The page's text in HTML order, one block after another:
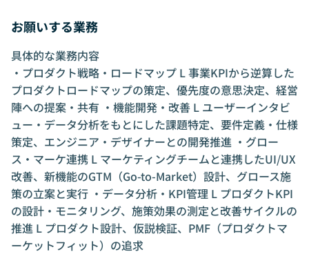
お願いする業務
具体的な業務内容
・プロダクト戦略・ロードマップ L 事業KPIから逆算した
プロダクトロードマップの策定、優先度の意思決定、経営
陣への提案・共有 ・機能開発・改善 L ユーザーインタビ
ュー・データ分析をもとにした課題特定、要件定義・仕様
策定、エンジニア・デザイナーとの開発推進 ・グロー
ス・マーケ連携 L マーケティングチームと連携したUI/UX
改善、新機能のGTM（Go-to-Market）設計、グロース施
策の立案と実行 ・データ分析・KPI管理 L プロダクトKPI
の設計・モニタリング、施策効果の測定と改善サイクルの
推進 L プロダクト設計、仮説検証、PMF（プロダクトマ
ーケットフィット）の追求